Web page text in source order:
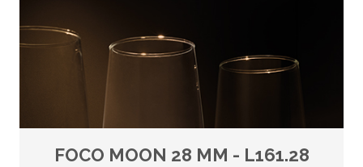
FOCO MOON 28 MM - L161.28